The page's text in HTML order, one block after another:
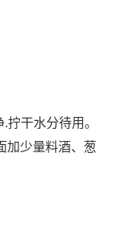
干水分待用。
加少量料酒、葱